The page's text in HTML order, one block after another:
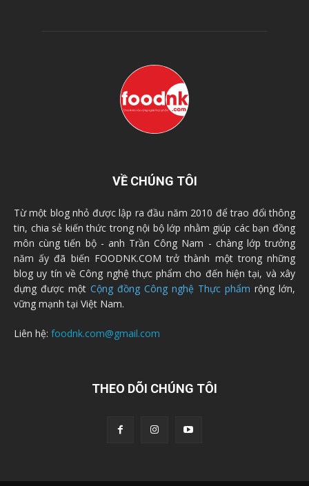
VỀ CHÚNG TÔI
Từ một blog nhỏ được lập ra đầu năm 2010 để trao đổi thông
tin, chia sẻ kiến thức trong nội bộ lớp nhằm giúp các bạn đồng
môn cùng tiến bộ - anh Trần Công Nam - chàng lớp trưởng
năm ấy đã biến FOODNK.COM trở thành một trong những
blog uy tín về Công nghệ thực phẩm cho đến hiện tại, và xây
dựng được một Cộng đồng Công nghệ Thực phẩm rộng lớn,
vững mạnh tại Việt Nam.
Liên hệ: foodnk.com@gmail.com
THEO DÕI CHÚNG TÔI